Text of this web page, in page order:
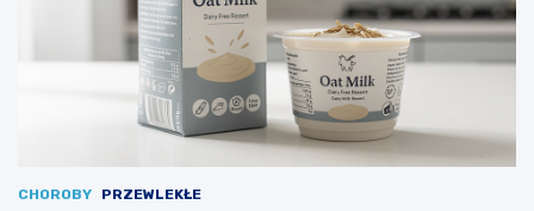
CHOROBY PRZEWLEKŁE